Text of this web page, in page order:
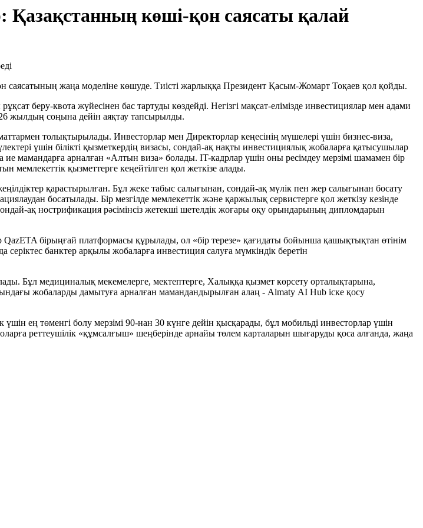
Қазақстанның көші-қон саясаты қалай
саясатының жаңа моделіне көшуде. Тиісті жарлыққа Президент Қасым-Жомарт Тоқаев қол қойды.
беру-квота жүйесінен бас тартуды көздейді. Негізгі мақсат-елімізде инвестициялар мен адами
жылдың соңына дейін аяқтау тапсырылды.
толықтырылады. Инвесторлар мен Директорлар кеңесінің мүшелері үшін бизнес-виза,
үшін білікті қызметкердің визасы, сондай-ақ нақты инвестициялық жобаларға қатысушылар
ие мамандарға арналған «Алтын виза» болады. IT-кадрлар үшін оны ресімдеу мерзімі шамамен бір
қызметтерге кеңейтілген қол жеткізе алады.
қарастырылған. Бұл жеке табыс салығынан, сондай-ақ мүлік пен жер салығынан босату
босатылады. Бір мезгілде мемлекеттік және қаржылық сервистерге қол жеткізу кезінде
ақ нострификация рәсімінсіз жетекші шетелдік жоғары оқу орындарының дипломдарын
бірыңғай платформасы құрылады, ол «бір терезе» қағидаты бойынша қашықтықтан өтінім
банктер арқылы жобаларға инвестиция салуға мүмкіндік беретін
Бұл медициналық мекемелерге, мектептерге, Халыққа қызмет көрсету орталықтарына,
жобаларды дамытуға арналған мамандандырылған алаң - Almaty АІ Hub іске қосу
ең төменгі болу мерзімі 90-нан 30 күнге дейін қысқарады, бұл мобильді инвесторлар үшін
реттеушілік «құмсалғыш» шеңберінде арнайы төлем карталарын шығаруды қоса алғанда, жаңа